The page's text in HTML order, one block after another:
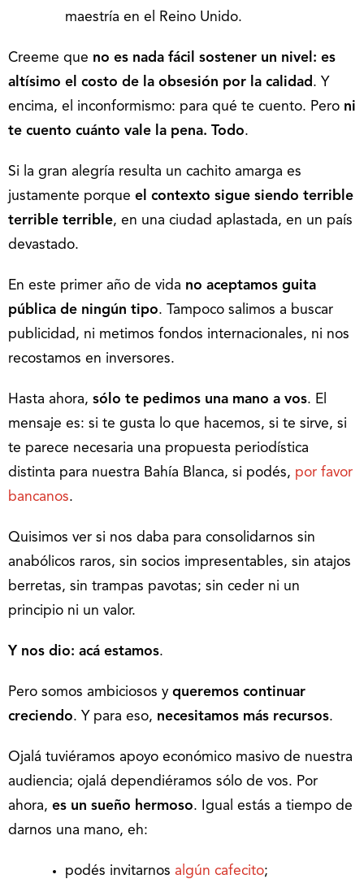
maestría en el Reino Unido.
Creeme que no es nada fácil sostener un nivel: es
altísimo el costo de la obsesión por la calidad . Y
encima, el inconformismo: para qué te cuento. Pero ni
te cuento cuánto vale la pena. Todo.
Si la gran alegría resulta un cachito amarga es
justamente porque el contexto sigue siendo terrible
terrible terrible, en una ciudad aplastada, en un país
devastado.
En este primer año de vida no aceptamos guita
pública de ningún tipo. Tampoco salimos a buscar
publicidad, ni metimos fondos internacionales, ni nos
recostamos en inversores.
Hasta ahora, sólo te pedimos una mano a vos. El
mensaje es: si te gusta lo que hacemos, si te sirve, si
te parece necesaria una propuesta periodística
distinta para nuestra Bahía Blanca, si podés, por favor
bancanos.
Quisimos ver si nos daba para consolidarnos sin
anabólicos raros, sin socios impresentables, sin atajos
berretas, sin trampas pavotas; sin ceder ni un
principio ni un valor.
Y nos dio: acá estamos.
Pero somos ambiciosos y queremos continuar
creciendo. Y para eso, necesitamos más recursos.
Ojalá tuviéramos apoyo económico masivo de nuestra
audiencia; ojalá dependiéramos sólo de vos. Por
ahora, es un sueño hermoso. Igual estás a tiempo de
darnos una mano, eh:
podés invitarnos algún cafecito;